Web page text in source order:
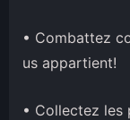
• Combattez
us appartient!
• Collectez les